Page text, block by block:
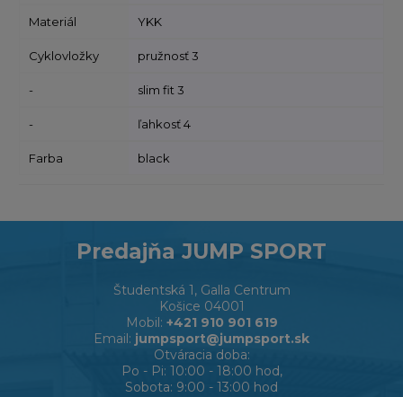
Materiál YKK
Cyklovložky pružnosť 3
- slim fit 3
- ľahkosť 4
Farba black
Predajňa JUMP SPORT
Študentská 1, Galla Centrum
Košice 04001
Mobil: +421 910 901 619
Email: jumpsport@jumpsport.sk
Otváracia doba:
Po - Pi: 10:00 - 18:00 hod,
Sobota: 9:00 - 13:00 hod